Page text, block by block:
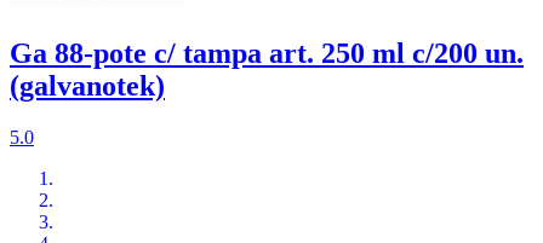
Ga 88-pote c/ tampa art. 250 ml c/200 un.
(galvanotek)
5.0